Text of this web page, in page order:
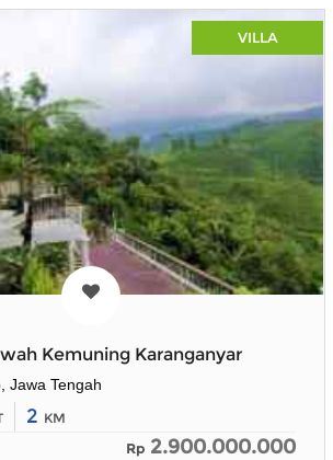
VILLA
Kemuning Karanganyar
Jawa Tengah
2 KM
Rp 2.900.000.000